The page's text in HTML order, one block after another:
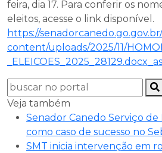
feira, dia 17. Para conferir os
eleitos, acesse o link disponível.
https://
content/uploads/2025/11/
Veja também
Senador Canedo Serviço de
como caso de sucesso no
SMT inicia intervenção em